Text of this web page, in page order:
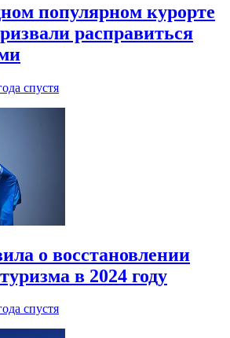
популярном курорте
расправиться
спустя
о восстановлении
в 2024 году
спустя